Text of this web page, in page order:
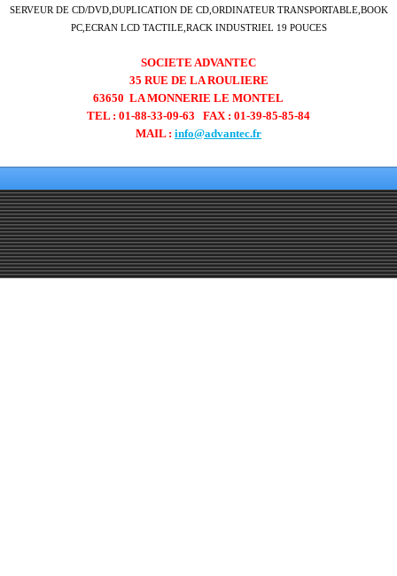
SERVEUR DE CD/DVD,DUPLICATION DE CD,ORDINATEUR TRANSPORTABLE,BOOK
PC,ECRAN LCD TACTILE,RACK INDUSTRIEL 19 POUCES
SOCIETE ADVANTEC
35 RUE DE LA ROULIERE
63650 LA MONNERIE LE MONTEL
TEL : 01-88-33-09-63 FAX : 01-39-85-85-84
MAIL : info@advantec.fr